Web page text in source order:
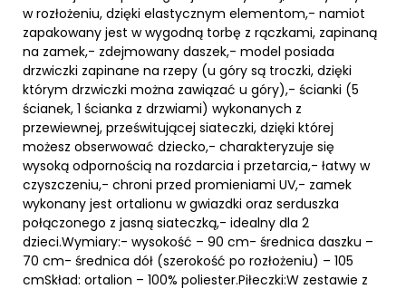
w rozłożeniu, dzięki elastycznym elementom,- namiot
zapakowany jest w wygodną torbę z rączkami, zapinaną
na zamek,- zdejmowany daszek,- model posiada
drzwiczki zapinane na rzepy (u góry są troczki, dzięki
którym drzwiczki można zawiązać u góry),- ścianki (5
ścianek, 1 ścianka z drzwiami) wykonanych z
przewiewnej, prześwitującej siateczki, dzięki której
możesz obserwować dziecko,- charakteryzuje się
wysoką odpornością na rozdarcia i przetarcia,- łatwy w
czyszczeniu,- chroni przed promieniami UV,- zamek
wykonany jest ortalionu w gwiazdki oraz serduszka
połączonego z jasną siateczką,- idealny dla 2
dzieci.Wymiary:- wysokość – 90 cm- średnica daszku –
70 cm- średnica dół (szerokość po rozłożeniu) – 105
cmSkład: ortalion – 100% poliester.Piłeczki:W zestawie z